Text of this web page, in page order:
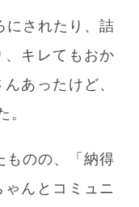
にされたり、詰
キレてもおか
あったけど、
。
ものの、「納得
んとコミュニ